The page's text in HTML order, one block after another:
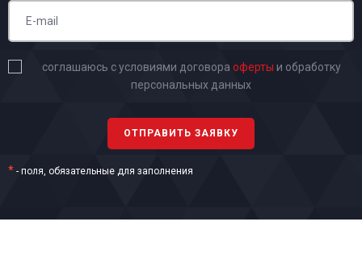
соглашаюсь с условиями договора оферты и обработку
персональных данных
* - поля, обязательные для заполнения